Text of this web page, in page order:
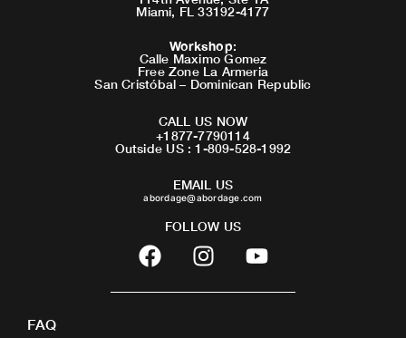
Miami, FL 33192-4177
Workshop:
Calle Maximo Gomez
Free Zone La Armeria
San Cristóbal – Dominican Republic
CALL US NOW
+1877-7790114
Outside US : 1-809-528-1992
EMAIL US
abordage@abordage.com
FOLLOW US
F
a
c
I
n
s
Y
o
u
FAQ